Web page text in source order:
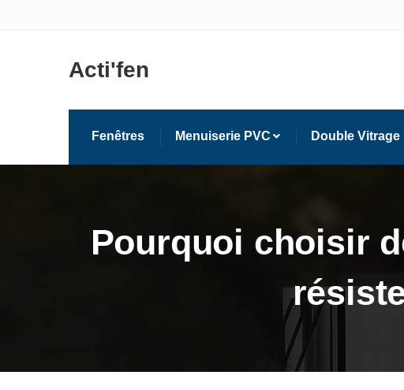
Acti'fen
Fenêtres Menuiserie PVC Double Vitrage
Pourquoi choisir